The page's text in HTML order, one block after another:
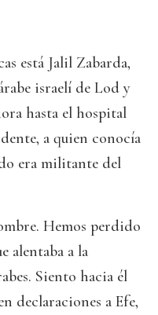
está Jalil Zabarda,
israelí de Lod y
hasta el hospital
a quien conocía
era militante del
Hemos perdido
alentaba a la
Siento hacia él
declaraciones a Efe,